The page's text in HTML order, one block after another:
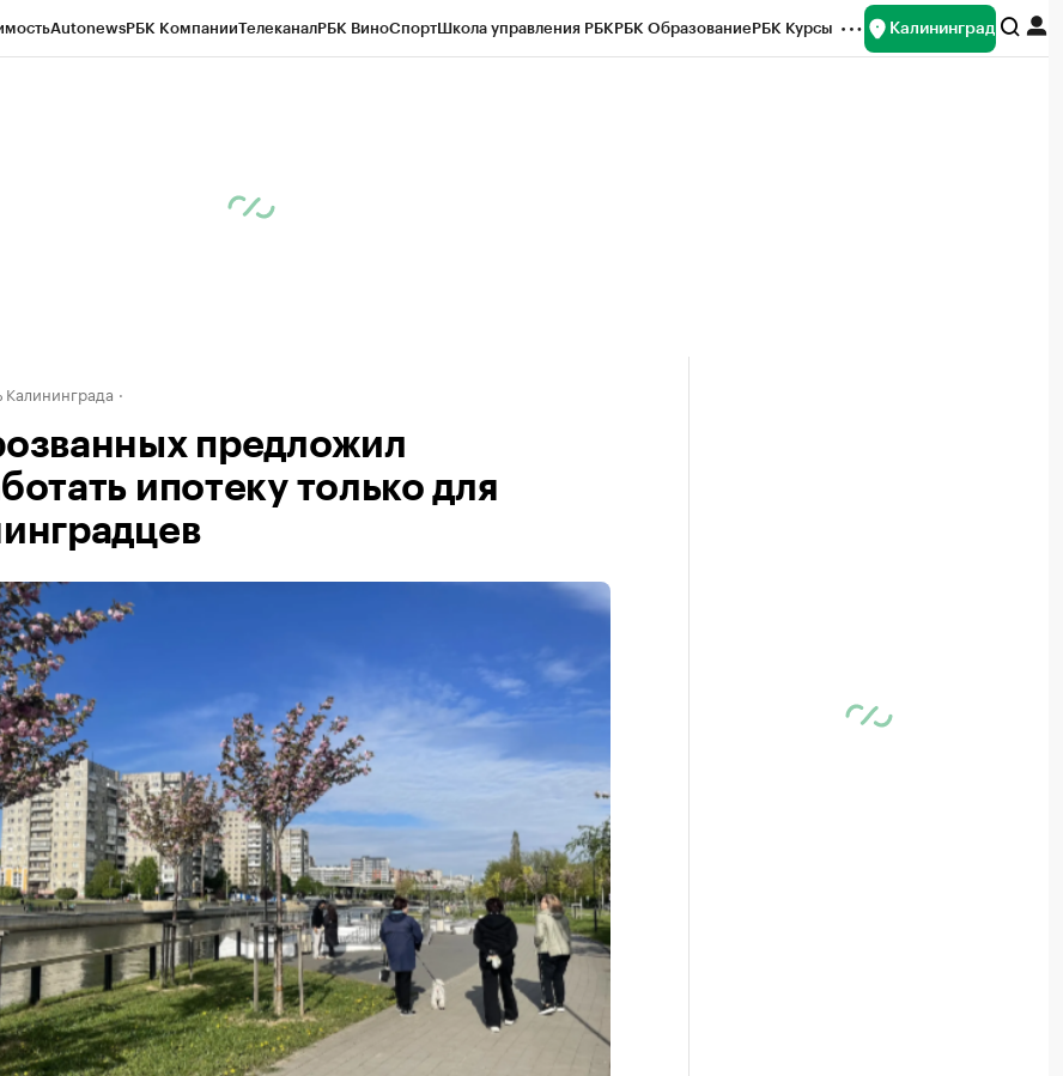
AutonewsРБК КомпанииТелеканалРБК ВиноСпортШкола управления РБКРБК ОбразованиеРБК Курсы Калининград
предложил
ипотеку только для